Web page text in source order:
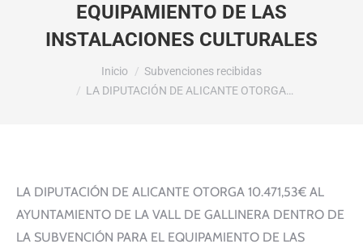
EQUIPAMIENTO DE LAS
INSTALACIONES CULTURALES
Inicio
Subvenciones recibidas
LA DIPUTACIÓN DE ALICANTE OTORGA…
LA DIPUTACIÓN DE ALICANTE OTORGA 10.471,53€ AL
AYUNTAMIENTO DE LA VALL DE GALLINERA DENTRO DE
LA SUBVENCIÓN PARA EL EQUIPAMIENTO DE LAS